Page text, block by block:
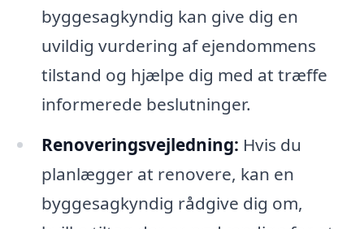
byggesagkyndig kan give dig en
uvildig vurdering af ejendommens
tilstand og hjælpe dig med at træffe
informerede beslutninger.
Renoveringsvejledning: Hvis du
planlægger at renovere, kan en
byggesagkyndig rådgive dig om,